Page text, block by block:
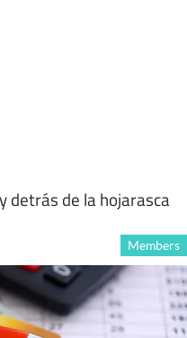
detrás de la hojarasca
Members